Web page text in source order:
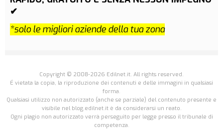
✔
*solo le migliori aziende della tua zona
Copyright © 2008-2026 Edilnet.it. All rights reserved.
É vietata la copia, la riproduzione dei contenuti e delle immagini in qualsiasi
forma.
Qualsiasi utilizzo non autorizzato (anche se parziale) del contenuto presente e
visibile nel blog.edilnet.it è da considerarsi un reato.
Ogni plagio non autorizzato verrà perseguito per legge presso il tribunale di
competenza.